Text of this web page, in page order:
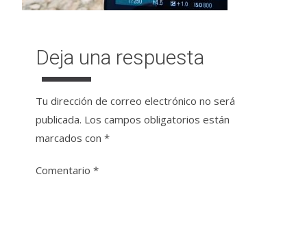
Deja una respuesta
Tu dirección de correo electrónico no será
publicada. Los campos obligatorios están
marcados con*
Comentario*